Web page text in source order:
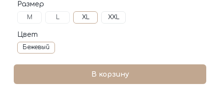
Размер
M L XL XXL
Цвет
Бежевый
В корзину